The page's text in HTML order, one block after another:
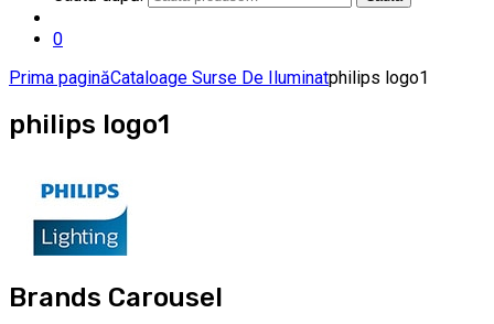
0
Prima paginăCataloage Surse De Iluminatphilips logo1
philips logo1
Brands Carousel